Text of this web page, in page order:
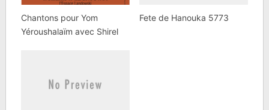
Chantons pour Yom
Yéroushalaïm avec Shirel
Fete de Hanouka 5773